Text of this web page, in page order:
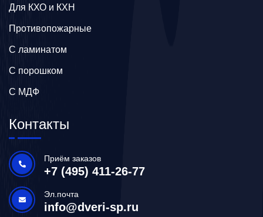
Для КХО и КХН
Противопожарные
С ламинатом
С порошком
С МДФ
Контакты
Приём заказов
+7 (495) 411-26-77
Эл.почта
info@dveri-sp.ru